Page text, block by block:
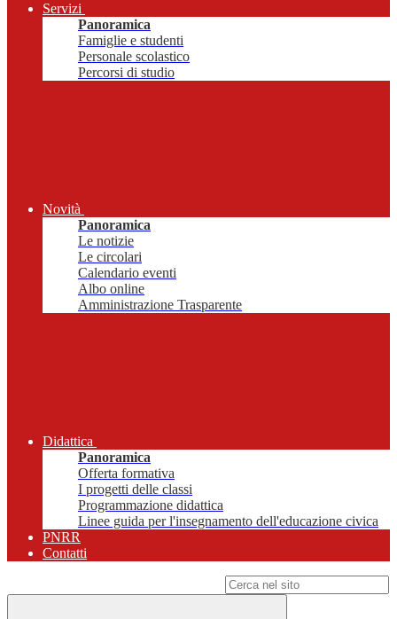
Servizi
Panoramica
Famiglie e studenti
Personale scolastico
Percorsi di studio
Novità
Panoramica
Le notizie
Le circolari
Calendario eventi
Albo online
Amministrazione Trasparente
Didattica
Panoramica
Offerta formativa
I progetti delle classi
Programmazione didattica
Linee guida per l'insegnamento dell'educazione civica
PNRR
Contatti